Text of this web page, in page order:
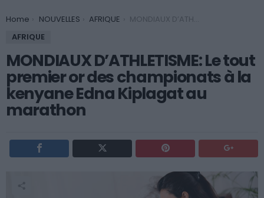
You are here:
Home NOUVELLES AFRIQUE
MONDIAUX D’ATHLETISME: Le tout premier or des championats à la kenyane Edna Kiplagat au marathon
AFRIQUE
MONDIAUX D’ATHLETISME: Le tout
premier or des championats à la
kenyane Edna Kiplagat au
marathon